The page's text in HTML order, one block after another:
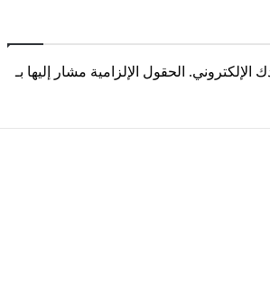
الإلكتروني.
الحقول الإلزامية مشار إليها بـ